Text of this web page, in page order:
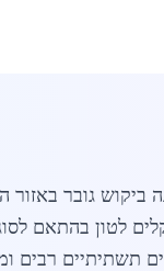
מציגה ביקוש
לטון בהתאם
רבים